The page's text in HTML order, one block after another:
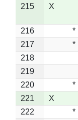
215
X
216
*
217
*
218
219
220
*
221
X
222
*